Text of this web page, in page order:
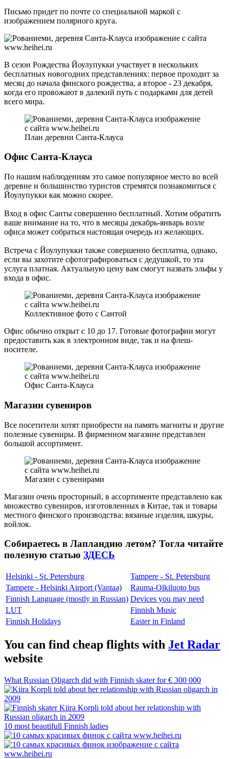
Письмо придет по почте со специальной маркой с
изображением полярного круга.
В сезон Рождества Йоулупукки участвует в нескольких
бесплатных новогодних представлениях: первое проходит за
месяц до начала финского рождества, а второе - 23 декабря,
когда его провожают в далекий путь с подарками для детей
всего мира.
План деревни Санта-Клауса
Офис Санта-Клауса
По нашим наблюдениям это самое популярное место во всей
деревне и большинство туристов стремятся познакомиться с
Йоулупукки как можно скорее.
Вход в офис Санты совершенно бесплатный. Хотим обратить
ваше внимание на то, что в месяцы декабрь-январь возле
офиса может собраться настоящая очередь из желающих.
Встреча с Йоулупукки также совершенно бесплатна, однако,
если вы захотите сфотографироваться с дедушкой, то эта
услуга платная. Актуальную цену вам смогут назвать эльфы у
входа в офис.
Коллективное фото с Сантой
Офис обычно открыт с 10 до 17. Готовые фотографии могут
предоставить как в электронном виде, так и на флеш-
носителе.
Офис Санта-Клауса
Магазин сувениров
Все посетители хотят приобрести на память магниты и другие
полезные сувениры. В фирменном магазине представлен
большой ассортимент.
Магазин с сувенирами
Магазин очень просторный, в ассортименте представлено как
множество сувениров, изготовленных в Китае, так и товары
местного финского производства: вязаные изделия, шкуры,
войлок.
Собираетесь в Лапландию летом? Тогла читайте
полезную статью ЗДЕСЬ
Helsinki - St. Petersburg
Tampere - St. Petersburg
Tampere - Helsinki Airport (Vantaa)
Rauma-Olkiluoto bus
Finnish Language (mostly in Russian) Devices you may need
LUT
Finnish Music
Finnish Holidays
Easter in Finland
You can find cheap flights with Jet Radar
website
What Russian Oligarch did with Finnish skater for € 300 000
10 most beautifull Finnish ladies